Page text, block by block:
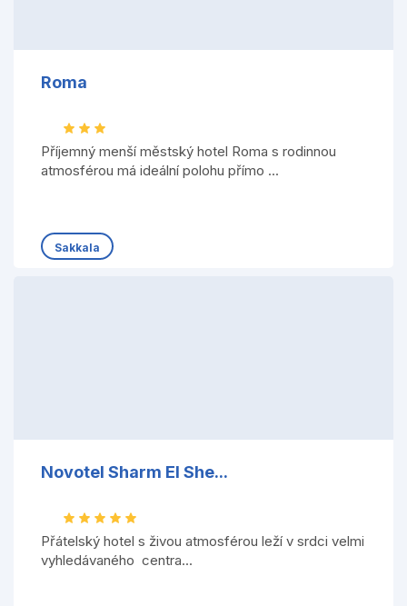
Roma
Příjemný menší městský hotel Roma s rodinnou
atmosférou má ideální polohu přímo ...
Sakkala
Novotel Sharm El She...
Přátelský hotel s živou atmosférou leží v srdci velmi
vyhledávaného centra...